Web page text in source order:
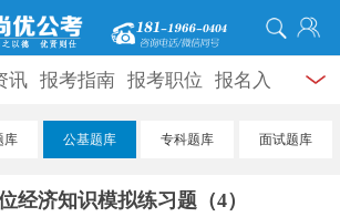
讯 报考指南 报考职位 报名入
查询 面试公告 录用公示 辅导
库 公基题库 专科题库 面试题库
经济知识模拟练习题（4）